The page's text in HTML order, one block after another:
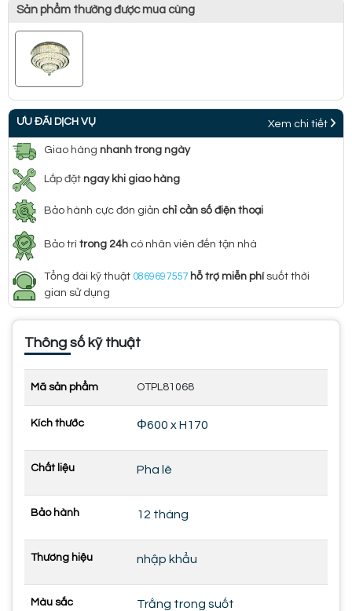
Sản phẩm thường được mua cùng
ƯU ĐÃI DỊCH VỤ Xem chi tiết
Giao hàng nhanh trong ngày
Lắp đặt ngay khi giao hàng
Bảo hành cực đơn giản chỉ cần số điện thoại
Bảo trì trong 24h có nhân viên đến tận nhà
Tổng đài kỹ thuật 0869697557 hỗ trợ miễn phísuốt thời
gian sử dụng
Thông số kỹ thuật
Mã sản phẩm OTPL81068
Kích thước Φ600 x H170
Chất liệu Pha lê
Bảo hành 12 tháng
Thương hiệu nhập khẩu
Màu sắc Trắng trong suốt